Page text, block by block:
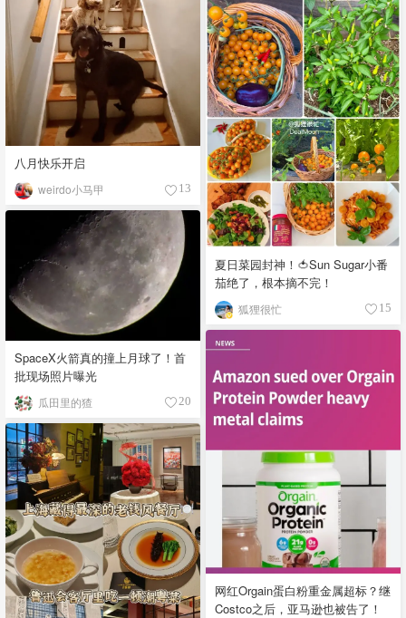
八月快乐开启
weirdo小马甲 13
夏日菜园封神！🍅Sun Sugar小番
茄绝了，根本摘不完！
狐狸很忙 15
SpaceX火箭真的撞上月球了！首
批现场照片曝光
瓜田里的猹 20
网红Orgain蛋白粉重金属超标？继
Costco之后，亚马逊也被告了！